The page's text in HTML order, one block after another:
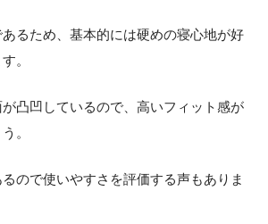
るため、基本的には硬めの寝心地が好
。
凸凹しているので、高いフィット感が
。
ので使いやすさを評価する声もありま